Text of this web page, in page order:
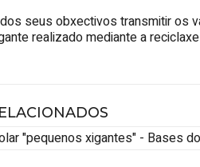
seus obxectivos transmitir os
realizado mediante a
"pequenos xigantes" - Bases